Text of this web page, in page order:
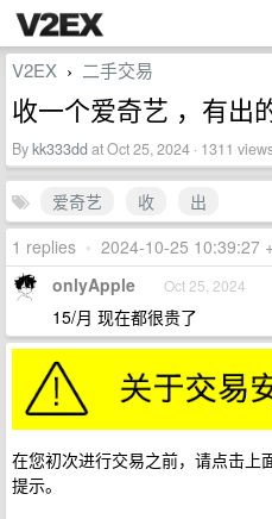
V2EX › 二手交易
收一个爱奇艺 ，有出
Bykk333dd at Oct 25, 2024 · 1311
爱奇艺 收
出
1 replies • 2024-10-25 10:39:27
onlyApple Oct 25, 2024
15/月 现在都很贵了
在您初次进行交易之前，请点击上
提示。